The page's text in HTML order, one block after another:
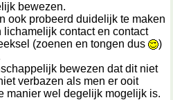
bewezen.
ook probeerd duidelijk te maken
contact en contact
(zoenen en tongen dus
)
bewezen dat dit niet
verbazen als men er ooit
manier wel degelijk mogelijk is.